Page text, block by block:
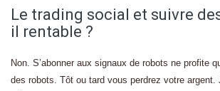
Le trading social et suivre
il rentable ?
Non. S’abonner aux signaux de robots ne profite
des robots. Tôt ou tard vous perdrez votre argent.